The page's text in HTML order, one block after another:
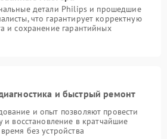
детали Philips и прошедшие
что гарантирует корректную
и сохранение гарантийных
и быстрый ремонт
и опыт позволяют провести
и восстановление в кратчайшие
без устройства